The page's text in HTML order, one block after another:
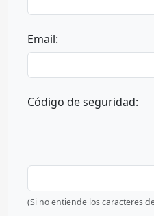
Email:
Código de seguridad:
(Si no entiende los caracteres